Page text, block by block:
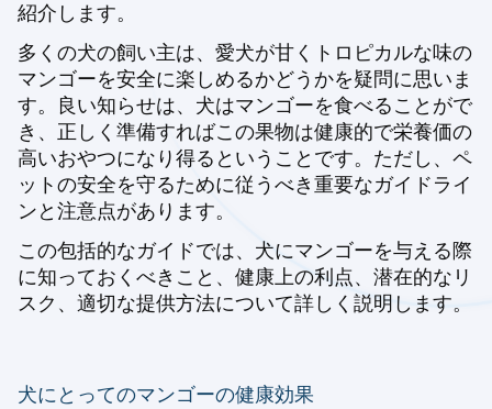
紹介します。
多くの犬の飼い主は、愛犬が甘くトロピカルな味の
マンゴーを安全に楽しめるかどうかを疑問に思いま
す。良い知らせは、犬はマンゴーを食べることがで
き、正しく準備すればこの果物は健康的で栄養価の
高いおやつになり得るということです。ただし、ペ
ットの安全を守るために従うべき重要なガイドライ
ンと注意点があります。
この包括的なガイドでは、犬にマンゴーを与える際
に知っておくべきこと、健康上の利点、潜在的なリ
スク、適切な提供方法について詳しく説明します。
犬にとってのマンゴーの健康効果